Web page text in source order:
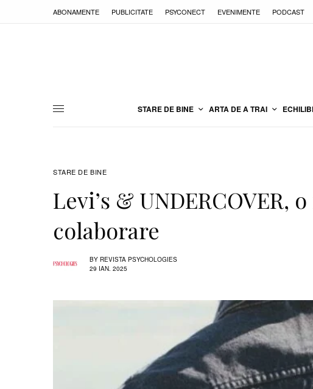
ABONAMENTE PUBLICITATE PSYCONECT EVENIMENTE PODCAST
STARE DE BINE ARTA DE A TRAI
STARE DE BINE
Levi’s & UNDERCOVER,
colaborare
BY REVISTA PSYCHOLOGIES
29 IAN. 2025